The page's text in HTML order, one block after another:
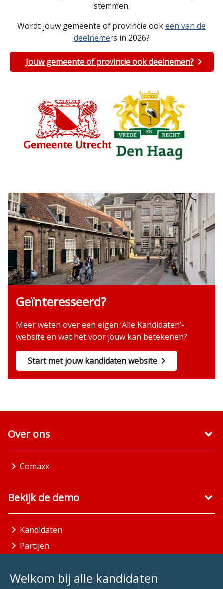
stemmen.
Wordt jouw gemeente of provincie ookeen van de
deelnemers in 2026?
Jouw gemeente of provincie ook deelnemen?
Geïnteresseerd?
Meer weten over een eigen ‘Alle Kandidaten’-
website en wat het voor jouw kan betekenen?
Start met jouw kandidaten website
Welkom bij alle kandidaten
Over ons
Comaxx
Bekijk de demo
Kandidaten
Partijen
Aandachtsgebieden